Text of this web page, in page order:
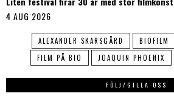
4 AUG 2026
ALEXANDER SKARSGÅRD BIOFILM
FILM PÅ BIO
JOAQUIN PHOENIX
FÖLJ/GILLA OSS